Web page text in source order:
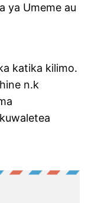
ya Umeme au
katika kilimo.
n.k